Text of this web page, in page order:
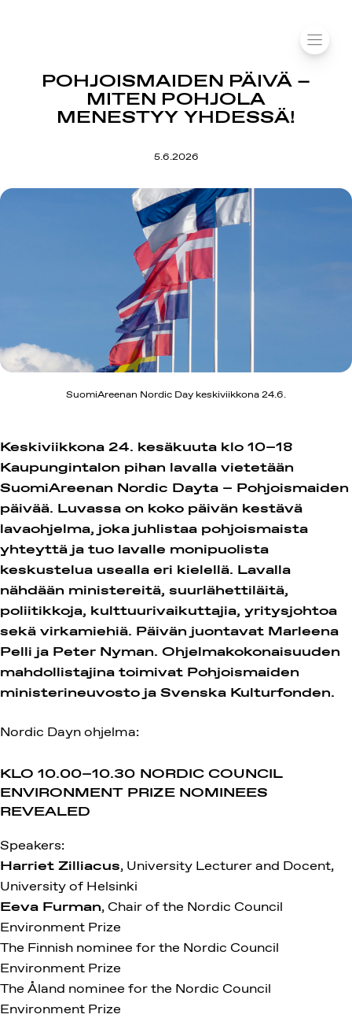
POHJOISMAIDEN PÄIVÄ –
MITEN POHJOLA
MENESTYY YHDESSÄ!
5.6.2026
SuomiAreenan Nordic Day keskiviikkona 24.6.
Keskiviikkona 24. kesäkuuta klo 10–18
Kaupungintalon pihan lavalla vietetään
SuomiAreenan Nordic Dayta – Pohjoismaiden
päivää. Luvassa on koko päivän kestävä
lavaohjelma, joka juhlistaa pohjoismaista
yhteyttä ja tuo lavalle monipuolista
keskustelua usealla eri kielellä. Lavalla
nähdään ministereitä, suurlähettiläitä,
poliitikkoja, kulttuurivaikuttajia, yritysjohtoa
sekä virkamiehiä. Päivän juontavat Marleena
Pelli ja Peter Nyman. Ohjelmakokonaisuuden
mahdollistajina toimivat Pohjoismaiden
ministerineuvosto ja Svenska Kulturfonden.
Nordic Dayn ohjelma:
KLO 10.00–10.30 NORDIC COUNCIL
ENVIRONMENT PRIZE NOMINEES
REVEALED
Speakers:
Harriet Zilliacus, University Lecturer and Docent,
University of Helsinki
Eeva Furman, Chair of the Nordic Council
Environment Prize
The Finnish nominee for the Nordic Council
Environment Prize
The Åland nominee for the Nordic Council
Environment Prize